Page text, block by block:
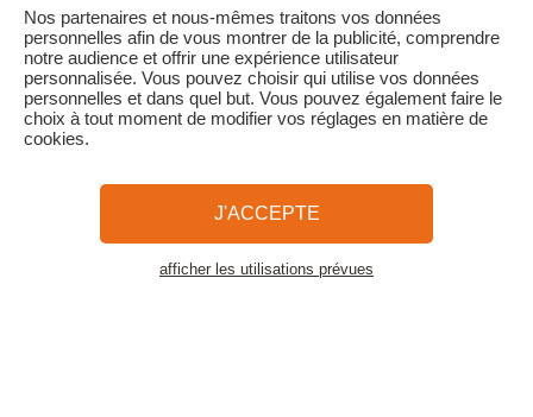
Familytrip vous conseille de souscrire l'assurance annulation de
son partenaire AREAS Assurances. Souscrivez au moment de la
réservation ou dans les 24h suivant votre réservation par
téléphone.
CGV et Charte de Confidentialité
La Presse parle de nous
Plan du site
Nos partenaires et nous-mêmes traitons vos données
personnelles afin de vous montrer de la publicité, comprendre
notre audience et offrir une expérience utilisateur
personnalisée. Vous pouvez choisir qui utilise vos données
personnelles et dans quel but. Vous pouvez également faire le
choix à tout moment de modifier vos réglages en matière de
cookies.
J'ACCEPTE
afficher les utilisations prévues